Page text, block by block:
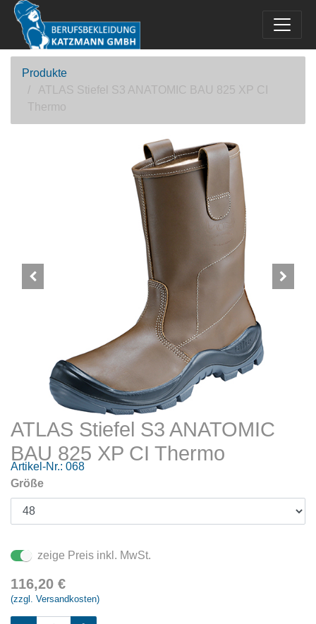
Produkte
ATLAS Stiefel S3 ANATOMIC BAU 825 XP CI
Thermo
ATLAS Stiefel S3 ANATOMIC
BAU 825 XP CI Thermo
Artikel-Nr.: 068
Größe
zeige Preis inkl. MwSt.
116,20 €
(zzgl. Versandkosten)